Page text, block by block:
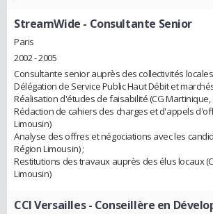
StreamWide - Consultante Senior
Paris
2002 - 2005
Consultante senior auprès des collectivités
Délégation de Service Public Haut Débit et
Réalisation d'études de faisabilité (CG Martinique,
Rédaction de cahiers des charges et d'appels
Limousin)
Analyse des offres et négociations avec les
Région Limousin) ;
Restitutions des travaux auprès des élus locaux
Limousin)
CCI Versailles- Conseillère en